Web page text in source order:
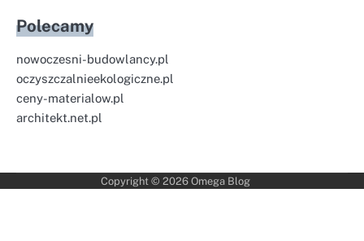
Polecamy
nowoczesni-budowlancy.pl
oczyszczalnieekologiczne.pl
ceny-materialow.pl
architekt.net.pl
Copyright © 2026 Omega Blog